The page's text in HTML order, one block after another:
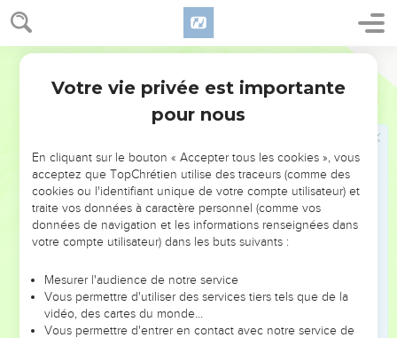
Matthieu 3
sandales. Lui, il vous baptisera avec le feu de l’Esprit Saint.
Dans la cour, il tient son van dans les mains pour séparer
le grain de la paille. Il va ranger son grain dans le grenier,
mais la paille, il va la brûler dans le feu qui ne s’éteint pas. »
Alors Jésus vient de la Galilée jusqu’au Jourdain. Il arrive
auprès de Jean pour que Jean le baptise,
mais Jean n’est pas d’accord. Il dit à Jésus : « C’est moi qui
ai besoin d’être baptisé par toi, et c’est toi qui viens vers
Jésus lui répond : « Accepte cela pour le moment. Oui,
c’est ainsi que nous devons faire tout ce que Dieu
demande. » Alors Jean accepte.
Votre vie privée est importante
pour nous
En cliquant sur le bouton « Accepter tous les cookies », vous
acceptez que TopChrétien utilise des traceurs (comme des
cookies ou l'identifiant unique de votre compte utilisateur) et
traite vos données à caractère personnel (comme vos
données de navigation et les informations renseignées dans
votre compte utilisateur) dans les buts suivants :
Mesurer l'audience de notre service
Vous permettre d'utiliser des services tiers tels que de la
vidéo, des cartes du monde…
Vous permettre d'entrer en contact avec notre service de